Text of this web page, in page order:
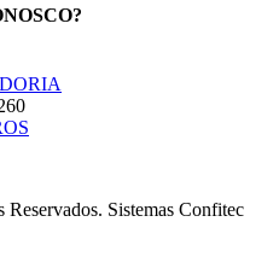
Sistemas Confitec